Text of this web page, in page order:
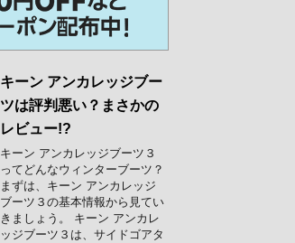
キーン アンカレッジブー
ツは評判悪い？まさかの
レビュー!?
キーン アンカレッジブーツ３
ってどんなウィンターブーツ？
まずは、キーン アンカレッジ
ブーツ３の基本情報から見てい
きましょう。 キーン アンカレ
ッジブーツ３は、サイドゴアタ